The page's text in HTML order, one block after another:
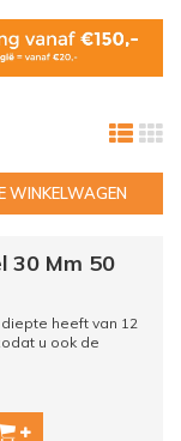
WINKELWAGEN
30 Mm 50
heeft van 12
u ook de